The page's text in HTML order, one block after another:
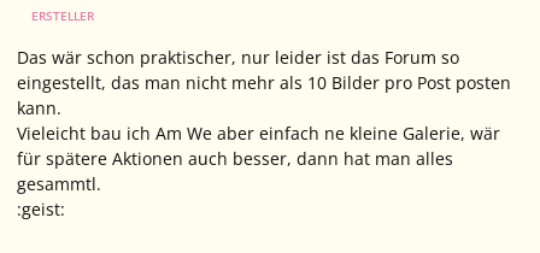
ERSTELLER
Das wär schon praktischer, nur leider ist das Forum so
eingestellt, das man nicht mehr als 10 Bilder pro Post posten
kann.
Vieleicht bau ich Am We aber einfach ne kleine Galerie, wär
für spätere Aktionen auch besser, dann hat man alles
gesammtl.
:geist: